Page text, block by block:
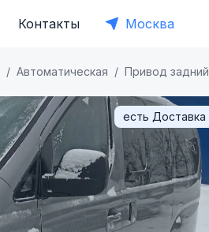
Контакты Москва
Автоматическая Привод задний
есть Доставка